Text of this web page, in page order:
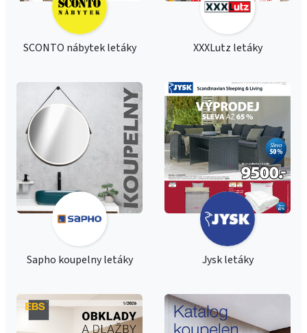
SCONTO nábytek letáky XXXLutz letáky
Sapho koupelny letáky Jysk letáky